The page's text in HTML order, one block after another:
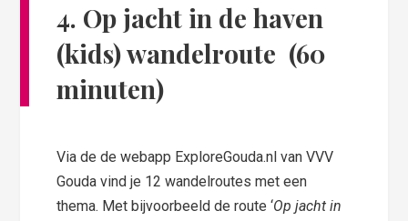
4. Op jacht in de haven
(kids) wandelroute (60
minuten)
Via de de webapp ExploreGouda.nl van VVV
Gouda vind je 12 wandelroutes met een
thema. Met bijvoorbeeld de route ‘Op jacht in